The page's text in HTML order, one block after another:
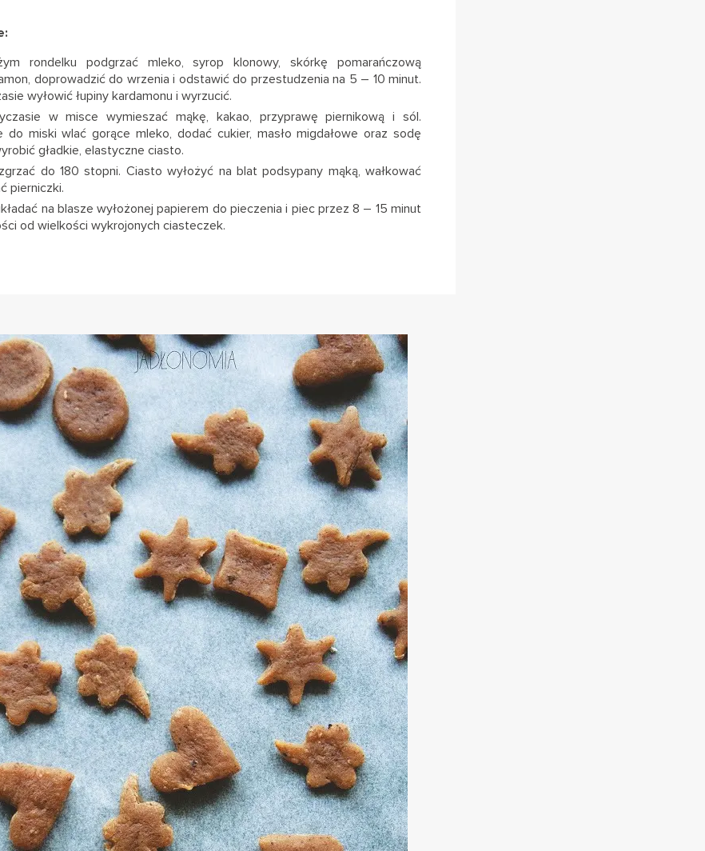
rondelku podgrzać mleko, syrop klonowy, skórkę pomarańczową
doprowadzić do wrzenia i odstawić do przestudzenia na 5 – 10 minut.
wyłowić łupiny kardamonu i wyrzucić.
w misce wymieszać mąkę, kakao, przyprawę piernikową i sól.
do miski wlać gorące mleko, dodać cukier, masło migdałowe oraz sodę
gładkie, elastyczne ciasto.
do 180 stopni. Ciasto wyłożyć na blat podsypany mąką, wałkować
pierniczki.
na blasze wyłożonej papierem do pieczenia i piec przez 8 – 15 minut
od wielkości wykrojonych ciasteczek.